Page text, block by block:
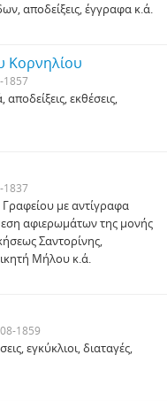
αποδείξεις, έγγραφα κ.ά.
Κορνηλίου
1857
εκθέσεις,
1837
Γραφείου με αντίγραφα
αφιερωμάτων της μονής
Σαντορίνης,
Μήλου κ.ά.
1859
εγκύκλιοι, διαταγές,